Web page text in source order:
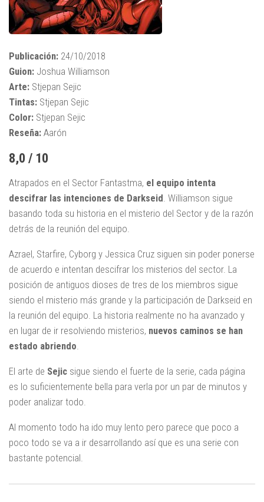
Publicación: 24/10/2018
Guion: Joshua Williamson
Arte: Stjepan Sejic
Tintas: Stjepan Sejic
Color: Stjepan Sejic
Reseña: Aarón
8,0 / 10
Atrapados en el Sector Fantastma, el equipo intenta
descifrar las intenciones de Darkseid. Williamson sigue
basando toda su historia en el misterio del Sector y de la razón
detrás de la reunión del equipo.
Azrael, Starfire, Cyborg y Jessica Cruz siguen sin poder ponerse
de acuerdo e intentan descifrar los misterios del sector. La
posición de antiguos dioses de tres de los miembros sigue
siendo el misterio más grande y la participación de Darkseid en
la reunión del equipo. La historia realmente no ha avanzado y
en lugar de ir resolviendo misterios, nuevos caminos se han
estado abriendo.
El arte de Sejic sigue siendo el fuerte de la serie, cada página
es lo suficientemente bella para verla por un par de minutos y
poder analizar todo.
Al momento todo ha ido muy lento pero parece que poco a
poco todo se va a ir desarrollando así que es una serie con
bastante potencial.